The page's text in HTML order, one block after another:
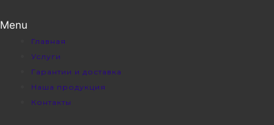
Menu
Главная
Услуги
Гарантии и доставка
Наша продукция
Контакты